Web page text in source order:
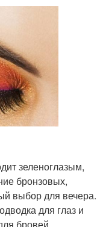
зеленоглазым,
бронзовых,
выбор для вечера.
для глаз и